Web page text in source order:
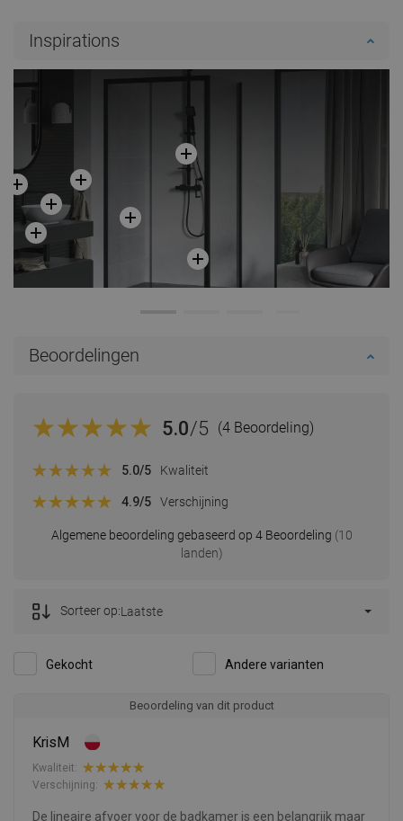
Inspirations
Beoordelingen
5.0/5 (4 Beoordeling)
Algemene beoordeling gebaseerd op 4 Beoordeling (10
landen)
5.0/5 Kwaliteit
4.9/5 Verschijning
Gekocht Andere varianten
Sorteer op:Laatste
Beoordeling van dit product
KrisM
Kwaliteit:
Verschijning:
De lineaire afvoer voor de badkamer is een belangrijk maar